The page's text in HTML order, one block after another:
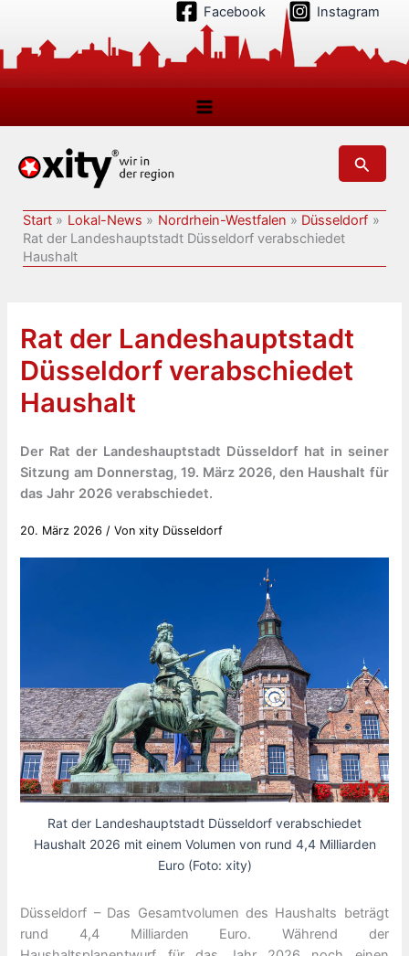
springen
Facebook Instagram
Suchen
Start Lokal-News Nordrhein-Westfalen
Düsseldorf
Rat der Landeshauptstadt Düsseldorf verabschiedet
Haushalt
Rat der Landeshauptstadt
Düsseldorf verabschiedet
Haushalt
Der Rat der Landeshauptstadt Düsseldorf hat in seiner
Sitzung am Donnerstag, 19. März 2026, den Haushalt für
das Jahr 2026 verabschiedet.
20. März 2026 / Vonxity Düsseldorf
Rat der Landeshauptstadt Düsseldorf verabschiedet
Haushalt 2026 mit einem Volumen von rund 4,4 Milliarden
Euro (Foto: xity)
Düsseldorf – Das Gesamtvolumen des Haushalts beträgt
rund 4,4 Milliarden Euro. Während der